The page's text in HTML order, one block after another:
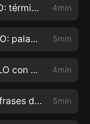
Ish careca | DiccionAMLO: términos coloquiales de Tabasco y su significado 4min
Chombada | DiccionAMLO: palabras y modismos tabasqueños del presidente 5min
Champotón | DiccionAMLO con palabras mayas, significado y uso en el lenguaje presidencial 4min
Rayarse | DiccionAMLO: frases del lenguaje coloquial mexicano 5min